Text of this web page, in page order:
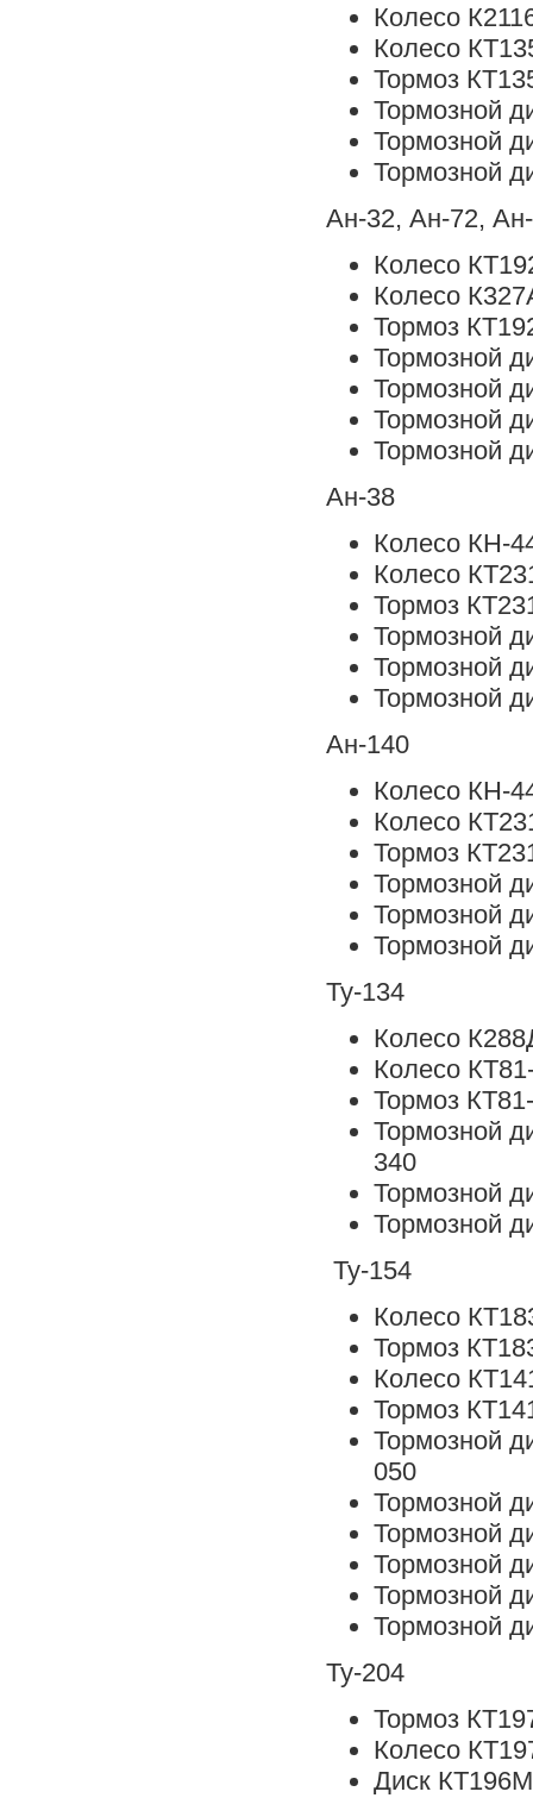
Колесо
Колесо
Тормоз
Тормозной
Тормозной
Тормозной
Ан-32, Ан-72,
Колесо
Колесо
Тормоз
Тормозной
Тормозной
Тормозной
Тормозной
Ан-38
Колесо КН-
Колесо
Тормоз
Тормозной
Тормозной
Тормозной
Ан-140
Колесо КН-
Колесо
Тормоз
Тормозной
Тормозной
Тормозной
Ту-134
Колесо
Колесо
Тормоз
Тормозной
340
Тормозной
Тормозной
Ту-154
Колесо
Тормоз
Колесо
Тормоз
Тормозной
050
Тормозной
Тормозной
Тормозной
Тормозной
Тормозной
Ту-204
Тормоз
Колесо
Диск